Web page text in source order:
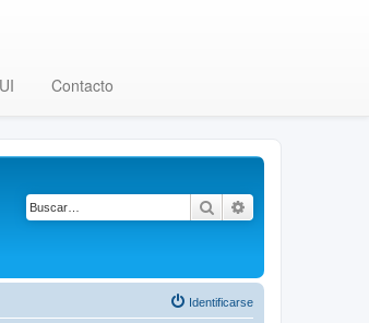
Contacto
Buscar
Identificarse